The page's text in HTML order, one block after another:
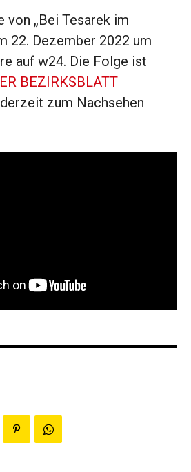
„Bei Tesarek im
22. Dezember 2022 um
auf w24. Die Folge ist
BEZIRKSBLATT
zum Nachsehen